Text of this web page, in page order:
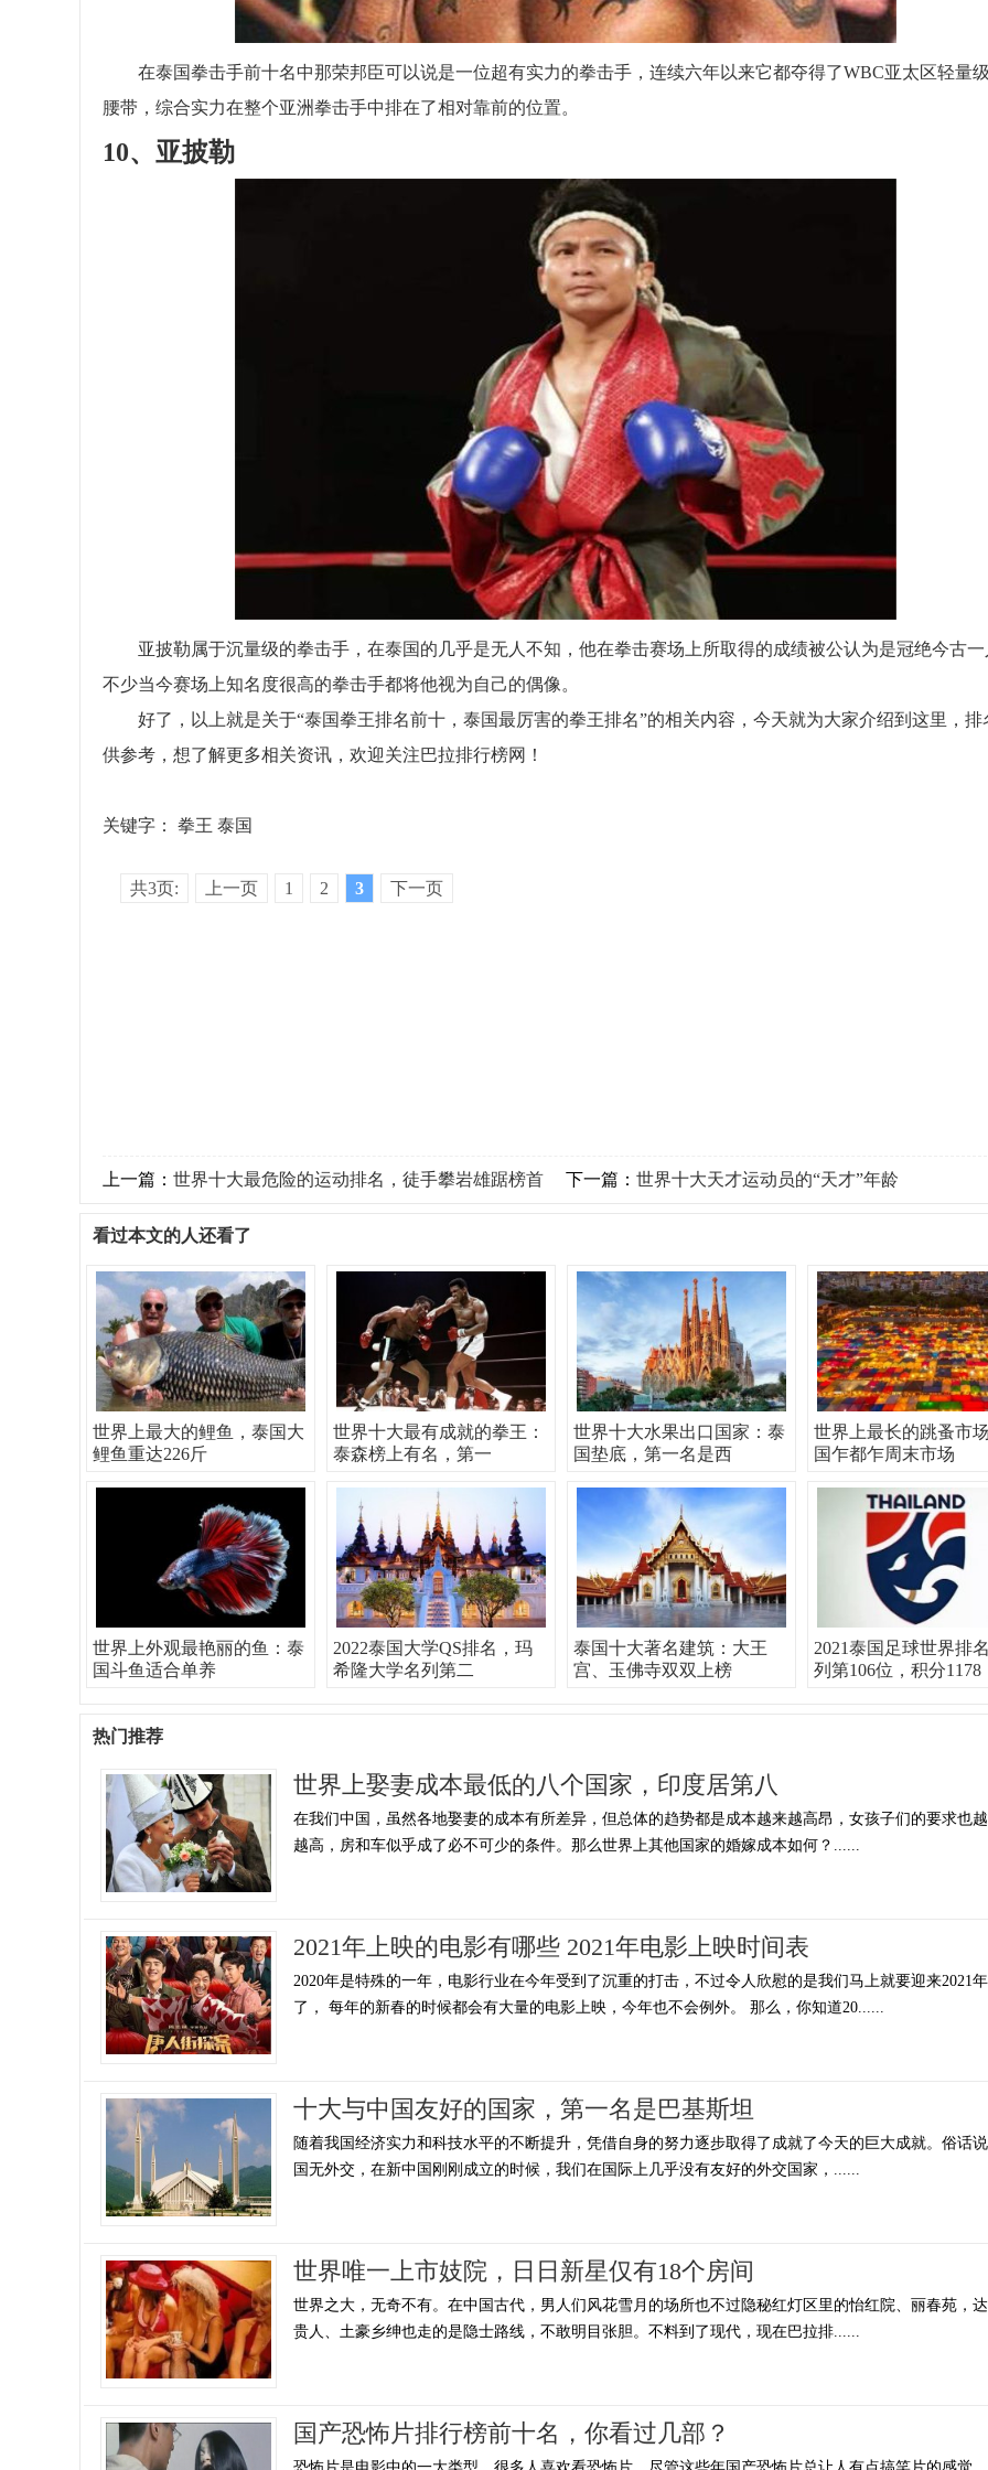
在泰国拳击手前十名中那荣邦臣可以说是一位超有实力的拳击手，连续六年以来它都夺得了WBC亚太区轻量
腰带，综合实力在整个亚洲拳击手中排在了相对靠前的位置。
10、亚披勒
亚披勒属于沉量级的拳击手，在泰国的几乎是无人不知，他在拳击赛场上所取得的成绩被公认为是冠绝今古一
不少当今赛场上知名度很高的拳击手都将他视为自己的偶像。
好了，以上就是关于“泰国拳王排名前十，泰国最厉害的拳王排名”的相关内容，今天就为大家介绍到这里，排
供参考，想了解更多相关资讯，欢迎关注巴拉排行榜网！
关键字： 拳王 泰国
共3页: 上一页 1 2 3 下一页
上一篇： 世界十大最危险的运动排名，徒手攀岩雄踞榜首 下一篇： 世界十大天才运动员的“天才”年龄
看过本文的人还看了
世界上最大的鲤鱼，泰国大
鲤鱼重达226斤
世界十大最有成就的拳王：
泰森榜上有名，第一
世界十大水果出口国家：泰
国垫底，第一名是西
世界上最长的跳蚤市
国乍都乍周末市场
世界上外观最艳丽的鱼：泰
国斗鱼适合单养
2022泰国大学QS排名，玛
希隆大学名列第二
泰国十大著名建筑：大王
宫、玉佛寺双双上榜
2021泰国足球世界排
列第106位，积分1178
热门推荐
世界上娶妻成本最低的八个国家，印度居第八
在我们中国，虽然各地娶妻的成本有所差异，但总体的趋势都是成本越来越高昂，女孩子们的要求也
越高，房和车似乎成了必不可少的条件。那么世界上其他国家的婚嫁成本如何？......
2021年上映的电影有哪些 2021年电影上映时间表
2020年是特殊的一年，电影行业在今年受到了沉重的打击，不过令人欣慰的是我们马上就要迎来2021年
了， 每年的新春的时候都会有大量的电影上映，今年也不会例外。 那么，你知道20......
十大与中国友好的国家，第一名是巴基斯坦
随着我国经济实力和科技水平的不断提升，凭借自身的努力逐步取得了成就了今天的巨大成就。俗话
国无外交，在新中国刚刚成立的时候，我们在国际上几乎没有友好的外交国家，......
世界唯一上市妓院，日日新星仅有18个房间
世界之大，无奇不有。在中国古代，男人们风花雪月的场所也不过隐秘红灯区里的怡红院、丽春苑，
贵人、土豪乡绅也走的是隐士路线，不敢明目张胆。不料到了现代，现在巴拉排......
国产恐怖片排行榜前十名，你看过几部？